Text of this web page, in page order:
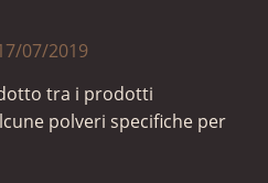
07/2019
tra i prodotti
polveri specifiche per